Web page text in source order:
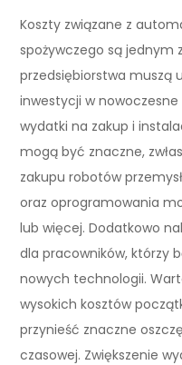
Koszty związane z
spożywczego są jednym
przedsiębiorstwa muszą
inwestycji w
wydatki na zakup i
mogą być znaczne,
zakupu robotów
oraz oprogramowania
lub więcej. Dodatkowo
dla pracowników, którzy
nowych technologii.
wysokich kosztów
przynieść znaczne
czasowej. Zwiększenie